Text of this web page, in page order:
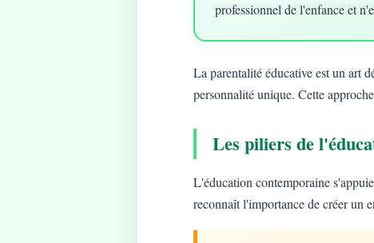
professionnel de l'enfance et
La parentalité éducative est un art
personnalité unique. Cette
Les piliers de
L'éducation contemporaine
reconnaît l'importance de créer un